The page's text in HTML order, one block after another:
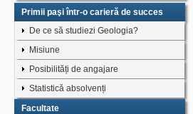
Primii paşi într-o carieră de succes
De ce să studiezi Geologia?
Misiune
Posibilități de angajare
Statistică absolvenți
Facultate